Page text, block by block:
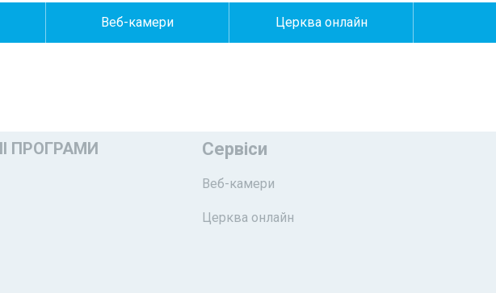
Веб-камери Церква онлайн
ПРОГРАМИ Сервіси
Веб-камери
Церква онлайн